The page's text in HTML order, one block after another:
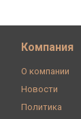
Компания
О компании
Новости
Политика